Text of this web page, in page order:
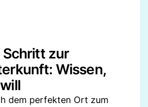
Schritt zur
Wissen,
dem perfekten Ort zum